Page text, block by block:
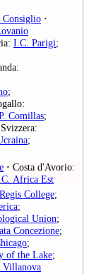
Consiglio ·
I.C. Parigi;
;
Comillas;
Svizzera:
;
· Costa d'Avorio:
Africa Est
Regis College;
;
Union;
Concezione;
;
of the Lake;
Villanova